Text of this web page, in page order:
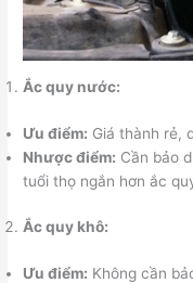
Ắc quy nước:
Ưu điểm: Giá thành rẻ,
Nhược điểm: Cần bảo
tuổi thọ ngắn hơn ắc
Ắc quy khô:
Ưu điểm: Không cần